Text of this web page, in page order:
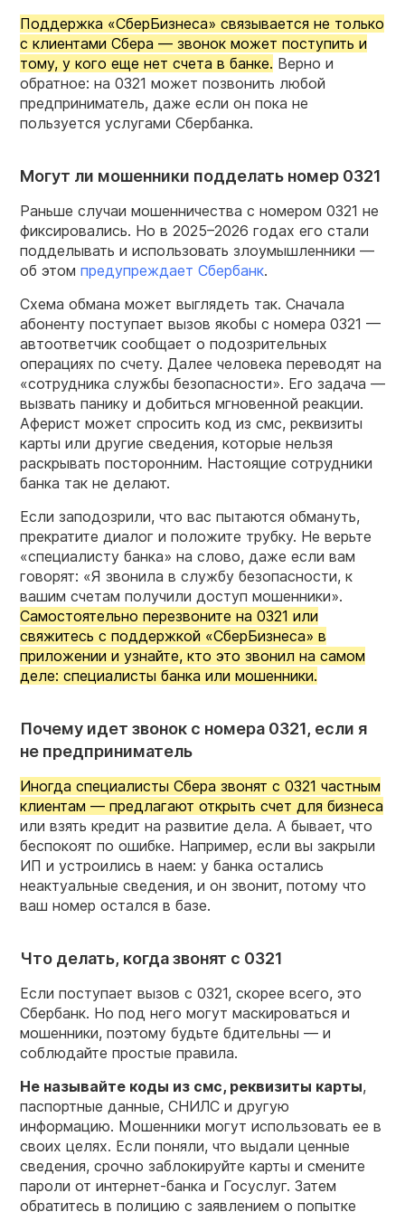
Поддержка «СберБизнеса» связывается не только
с клиентами Сбера — звонок может поступить и
тому, у кого еще нет счета в банке. Верно и
обратное: на 0321 может позвонить любой
предприниматель, даже если он пока не
пользуется услугами Сбербанка.
Могут ли мошенники подделать номер 0321
Раньше случаи мошенничества с номером 0321 не
фиксировались. Но в 2025–2026 годах его стали
подделывать и использовать злоумышленники —
об этом предупреждает Сбербанк.
Схема обмана может выглядеть так. Сначала
абоненту поступает вызов якобы с номера 0321 —
автоответчик сообщает о подозрительных
операциях по счету. Далее человека переводят на
«сотрудника службы безопасности». Его задача —
вызвать панику и добиться мгновенной реакции.
Аферист может спросить код из смс, реквизиты
карты или другие сведения, которые нельзя
раскрывать посторонним. Настоящие сотрудники
банка так не делают.
Если заподозрили, что вас пытаются обмануть,
прекратите диалог и положите трубку. Не верьте
«специалисту банка» на слово, даже если вам
говорят: «Я звонила в службу безопасности, к
вашим счетам получили доступ мошенники».
Самостоятельно перезвоните на 0321 или
свяжитесь с поддержкой «СберБизнеса» в
приложении и узнайте, кто это звонил на самом
деле: специалисты банка или мошенники.
Почему идет звонок с номера 0321, если я
не предприниматель
Иногда специалисты Сбера звонят с 0321 частным
клиентам — предлагают открыть счет для бизнеса
или взять кредит на развитие дела. А бывает, что
беспокоят по ошибке. Например, если вы закрыли
ИП и устроились в наем: у банка остались
неактуальные сведения, и он звонит, потому что
ваш номер остался в базе.
Что делать, когда звонят с 0321
Если поступает вызов с 0321, скорее всего, это
Сбербанк. Но под него могут маскироваться и
мошенники, поэтому будьте бдительны — и
соблюдайте простые правила.
Не называйте коды из смс, реквизиты карты,
паспортные данные, СНИЛС и другую
информацию. Мошенники могут использовать ее в
своих целях. Если поняли, что выдали ценные
сведения, срочно заблокируйте карты и смените
пароли от интернет-банка и Госуслуг. Затем
обратитесь в полицию с заявлением о попытке